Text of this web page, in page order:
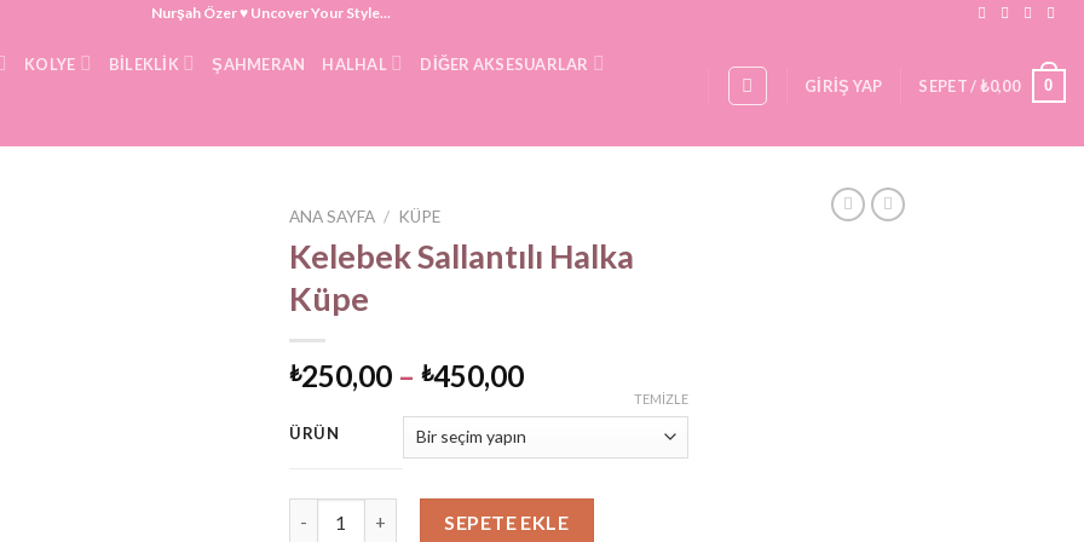
Nurşah Özer ♥ Uncover Your Style...
KOLYE BILEKLIK ŞAHMERAN HALHAL DIĞER AKSESUARLAR
GIRIŞ YAP SEPET /₺0,00 0
ANA SAYFA / KÜPE
Kelebek Sallantılı Halka
Küpe
₺250,00 – ₺450,00Fiyat
₺250,00
-
₺450,00
ÜRÜN
TEMIZLE
SEPETE EKLE